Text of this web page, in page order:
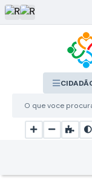
O que voce